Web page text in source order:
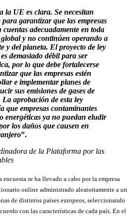
la UE es clara. Se necesitan
para garantizar que las empresas
adecuadamente en toda
y no continúen operando a
y del planeta. El proyecto de ley
demasiado débil para ser
por lo que debe fortalecerse
que las empresas estén
e implementar planes de
sus emisiones de gases de
aprobación de esta ley
que empresas contaminantes
energéticas ya no puedan eludir
los daños que causen en
”.
de la Plataforma por las
se ha llevado a cabo por la empresa
online administrado aleatoriamente a un
de distintos países europeos, seleccionando
con las características de cada país. En el